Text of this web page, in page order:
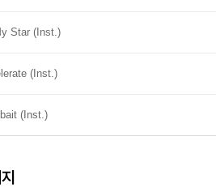
Star (Inst.)
(Inst.)
(Inst.)